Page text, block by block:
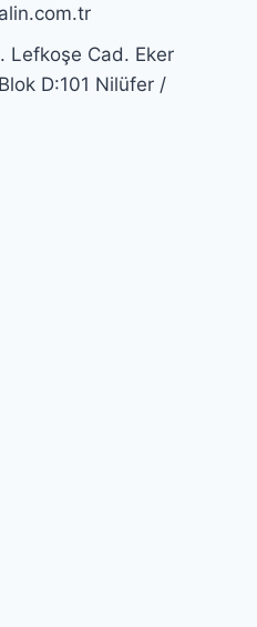
Lefkoşe Cad. Eker
D:101 Nilüfer /